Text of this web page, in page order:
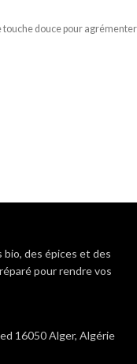
touche douce pour agrémenter
des épices et des
pour rendre vos
16050 Alger, Algérie